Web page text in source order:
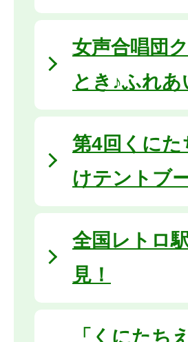
女声合唱団
とき♪ふれ
第4回くにた
けテントブ
全国レトロ
見！
「くにたち